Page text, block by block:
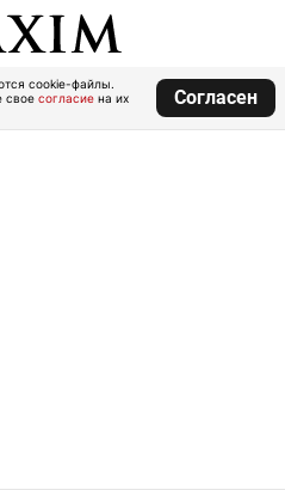
cookie-файлы.
свое согласие на их
Согласен